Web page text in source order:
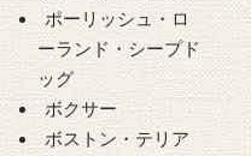
ポーリッシュ・ロ
ーランド・シープド
ッグ
ボクサー
ボストン・テリア